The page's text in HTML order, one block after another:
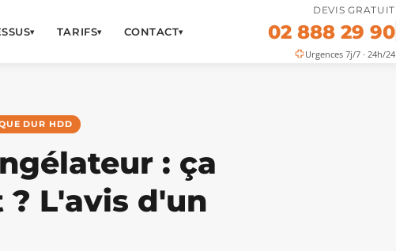
▾ TARIFS▾ CONTACT▾
DEVIS GRATUIT
02 888 29 90
Urgences 7j/7 · 24h/24
DUR HDD
: ça
L'avis d'un